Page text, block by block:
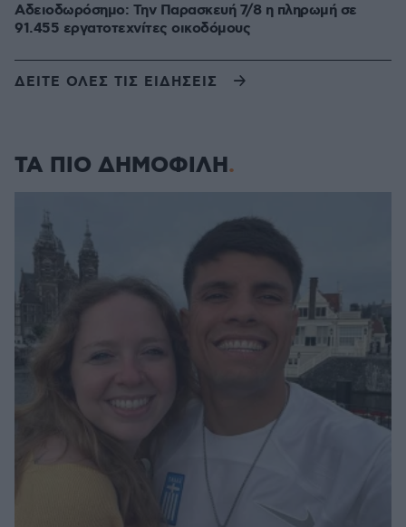
Αδειοδωρόσημο: Την Παρασκευή 7/8 η πληρωμή σε
91.455 εργατοτεχνίτες οικοδόμους
ΔΕΙΤΕ ΟΛΕΣ ΤΙΣ ΕΙΔΗΣΕΙΣ
ΤΑ ΠΙΟ ΔΗΜΟΦΙΛΗ